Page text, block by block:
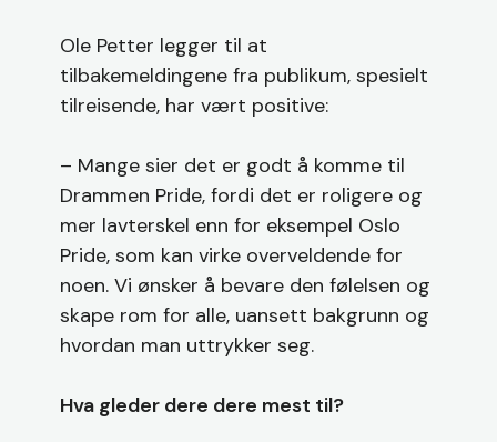
Ole Petter legger til at
tilbakemeldingene fra publikum, spesielt
tilreisende, har vært positive:
– Mange sier det er godt å komme til
Drammen Pride, fordi det er roligere og
mer lavterskel enn for eksempel Oslo
Pride, som kan virke overveldende for
noen. Vi ønsker å bevare den følelsen og
skape rom for alle, uansett bakgrunn og
hvordan man uttrykker seg.
Hva gleder dere dere mest til?